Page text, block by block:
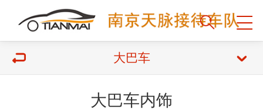
大巴车
大巴车内饰